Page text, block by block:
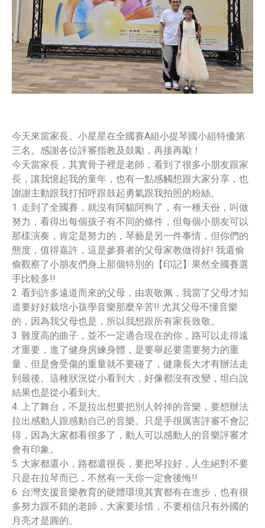
今天來當家長。小星星在全國賽A組小提琴國小組特優第
三名。感謝各位評審指教及鼓勵，再接再勵！
今天當家長，其實骨子裡是老師，看到了很多小朋友跟家
長，讓我憶起我的童年，也有一點感觸想跟大家分享，也
謝謝主動跟我打招呼跟鼓起勇氣跟我拍照的粉絲。
1. 走到了全國賽，就沒有阿貓阿狗了，有一種天份，叫做
努力，看得出每個孩子有不同的條件，但每個小朋友可以
那樣演奏，肯定是努力的，琴藝是另一件事情，但你們的
態度，值得嘉許，這是參賽者的父母家教做得好! 我還偷
偷觀察了小朋友們身上那個特別的【印記】果然全國賽選
手比較多!!
2. 看到許多遠道而來的父母，由衷敬佩，我當了父母才知
道要好好栽培小孩學音樂那麼辛苦!! 尤其父母不懂音樂
的，因為我父母也是，所以我想跟所有家長致敬。
3. 難度高的曲子，並不一定適合現在的你，路可以走得遠
才重要，進了健身房練身體，是要舉起要需要努力的重
量，但是會受傷的重量就不要碰了，健康長大才有辦法走
到最後。這種狀況從小看到大，好像都沒有改變，坦白說
結果也是從小看到大。
4. 上了舞台，不是拉出想要把別人幹掉的音樂，要想辦法
拉出感動人跟感動自己的音樂。只是手很厲害評審不會記
得，因為大家都看很多了，動人可以感動人的音樂評審才
會有印象。
5. 大家都還小，路都還很長，要把琴拉好，人生絕對不要
只是在拉琴而已，不然有一天你一定會後悔!!
6. 台灣支援音樂教育的硬體環境其實都有在進步，也有很
多努力跟不錯的老師，大家要珍惜，不要相信只有外國的
月亮才是圓的。